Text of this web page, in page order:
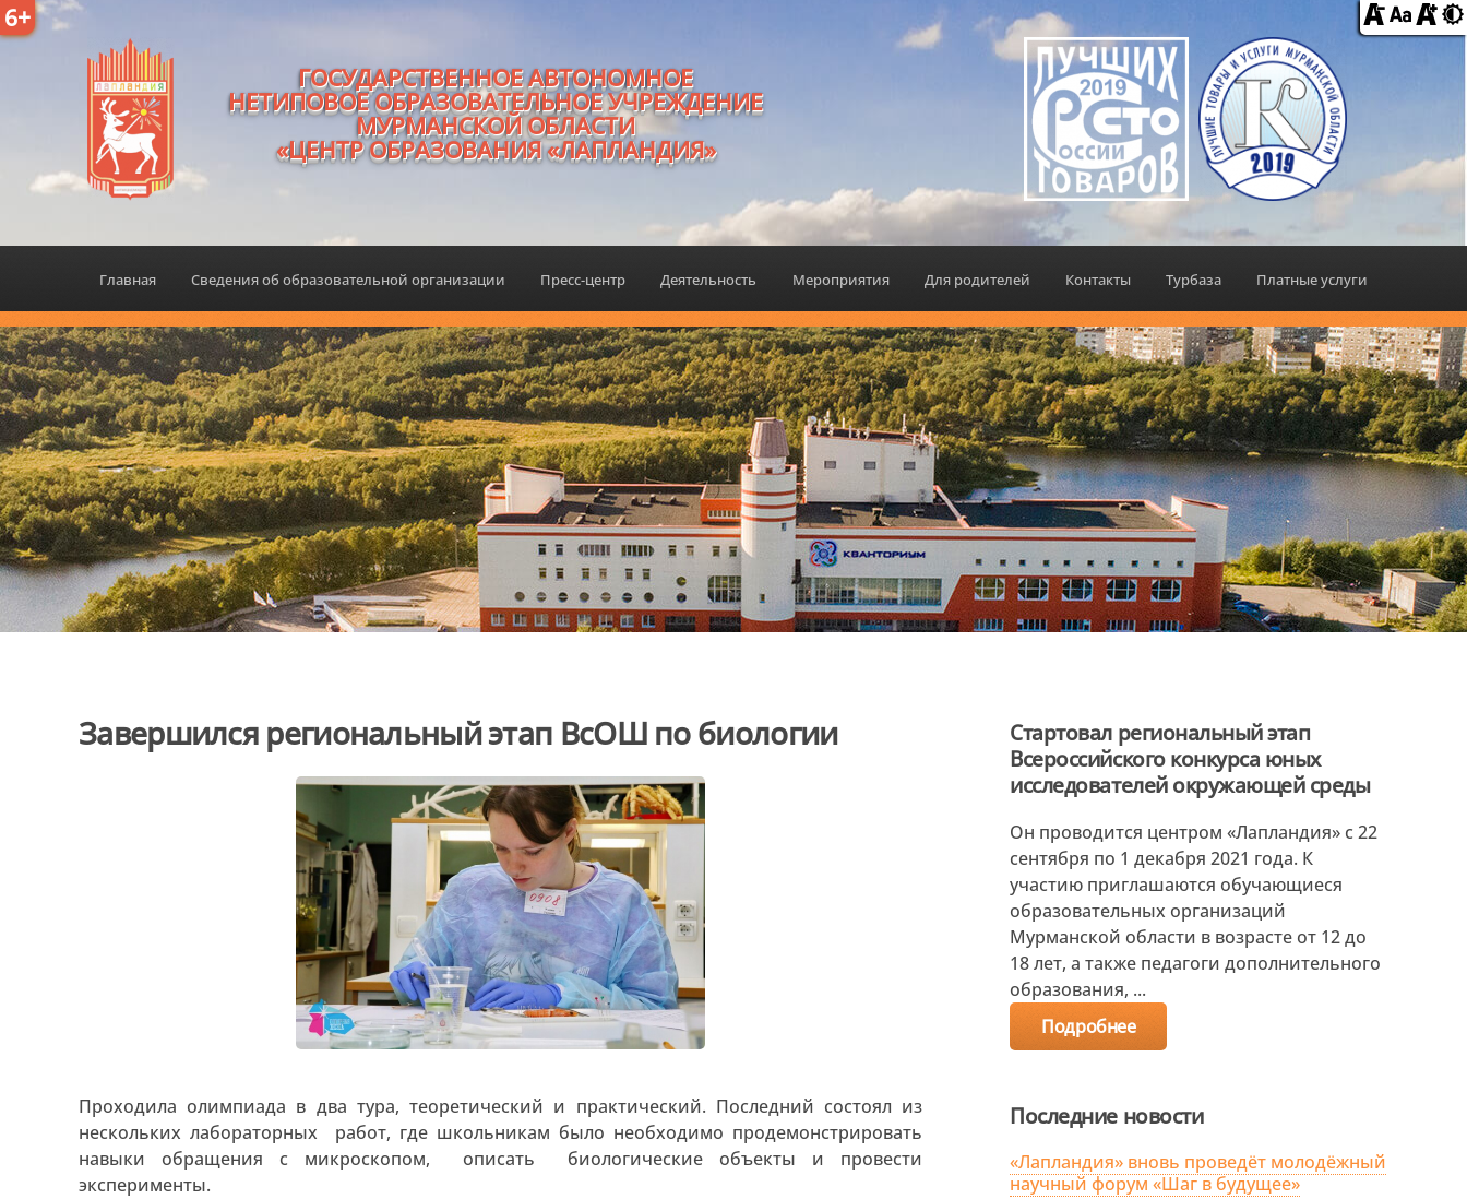
6+
ГОСУДАРСТВЕННОЕ АВТОНОМНОЕ
НЕТИПОВОЕ ОБРАЗОВАТЕЛЬНОЕ УЧРЕЖДЕНИЕ
МУРМАНСКОЙ ОБЛАСТИ
«ЦЕНТР ОБРАЗОВАНИЯ «ЛАПЛАНДИЯ»
Главная Сведения об образовательной организации Пресс-центр Деятельность Мероприятия Для родителей Контакты Турбаза Платные услуги
Завершился региональный этап ВсОШ по биологии
Проходила олимпиада в два тура, теоретический и практический. Последний состоял из
нескольких лабораторных работ, где школьникам было необходимо продемонстрировать
навыки обращения с микроскопом, описать биологические объекты и провести
эксперименты.
Стартовал региональный этап
Всероссийского конкурса юных
исследователей окружающей среды
Он проводится центром «Лапландия» с 22
сентября по 1 декабря 2021 года. К
участию приглашаются обучающиеся
образовательных организаций
Мурманской области в возрасте от 12 до
18 лет, а также педагоги дополнительного
образования, ...
Подробнее
Последние новости
«Лапландия» вновь проведёт молодёжный
научный форум «Шаг в будущее»